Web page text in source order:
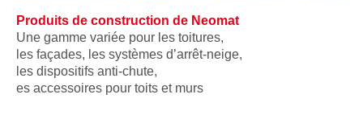
Produits de construction de Neomat
Une gamme variée pour les toitures,
les façades, les systèmes d’arrêt-neige,
les dispositifs anti-chute,
es accessoires pour toits et murs